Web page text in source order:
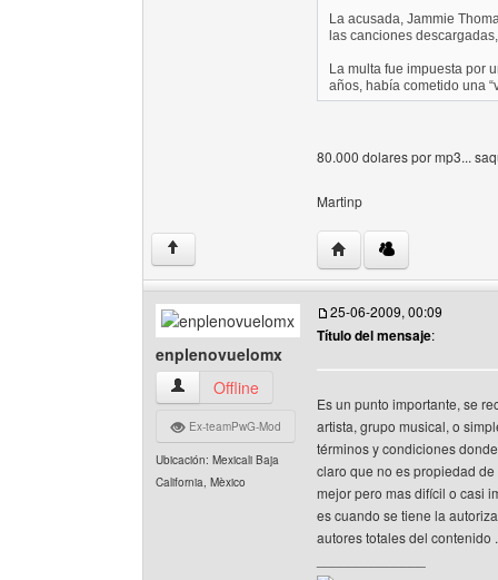
La acusada, Jammie
las canciones
La multa fue impuesta por
años, había cometido una
80.000 dolares por mp3...
Martinp
↑ Visitar sitio web del
enplenovuelomx
enplenovuelomx Ver perfil del usuario
Offline
Ex-teamPwG-Mod
Ubicación: Mexicali Baja
California, Mèxico
25-06-2009, 00:09
Título del mensaje:
Es un punto importante, se
artista, grupo musical, o
términos y condiciones
claro que no es propiedad
mejor pero mas difícil o casi
es cuando se tiene la
autores totales del contenido